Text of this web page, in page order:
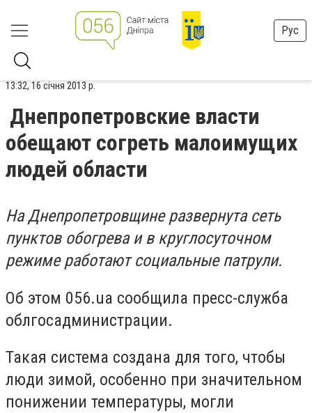
Рус
13:32, 16 січня 2013 р.
Днепропетровские власти
обещают согреть малоимущих
людей области
На Днепропетровщине развернута сеть
пунктов обогрева и в круглосуточном
режиме работают социальные патрули.
Об этом 056.ua сообщила пресс-служба
облгосадминистрации.
Такая система создана для того, чтобы
люди зимой, особенно при значительном
понижении температуры, могли